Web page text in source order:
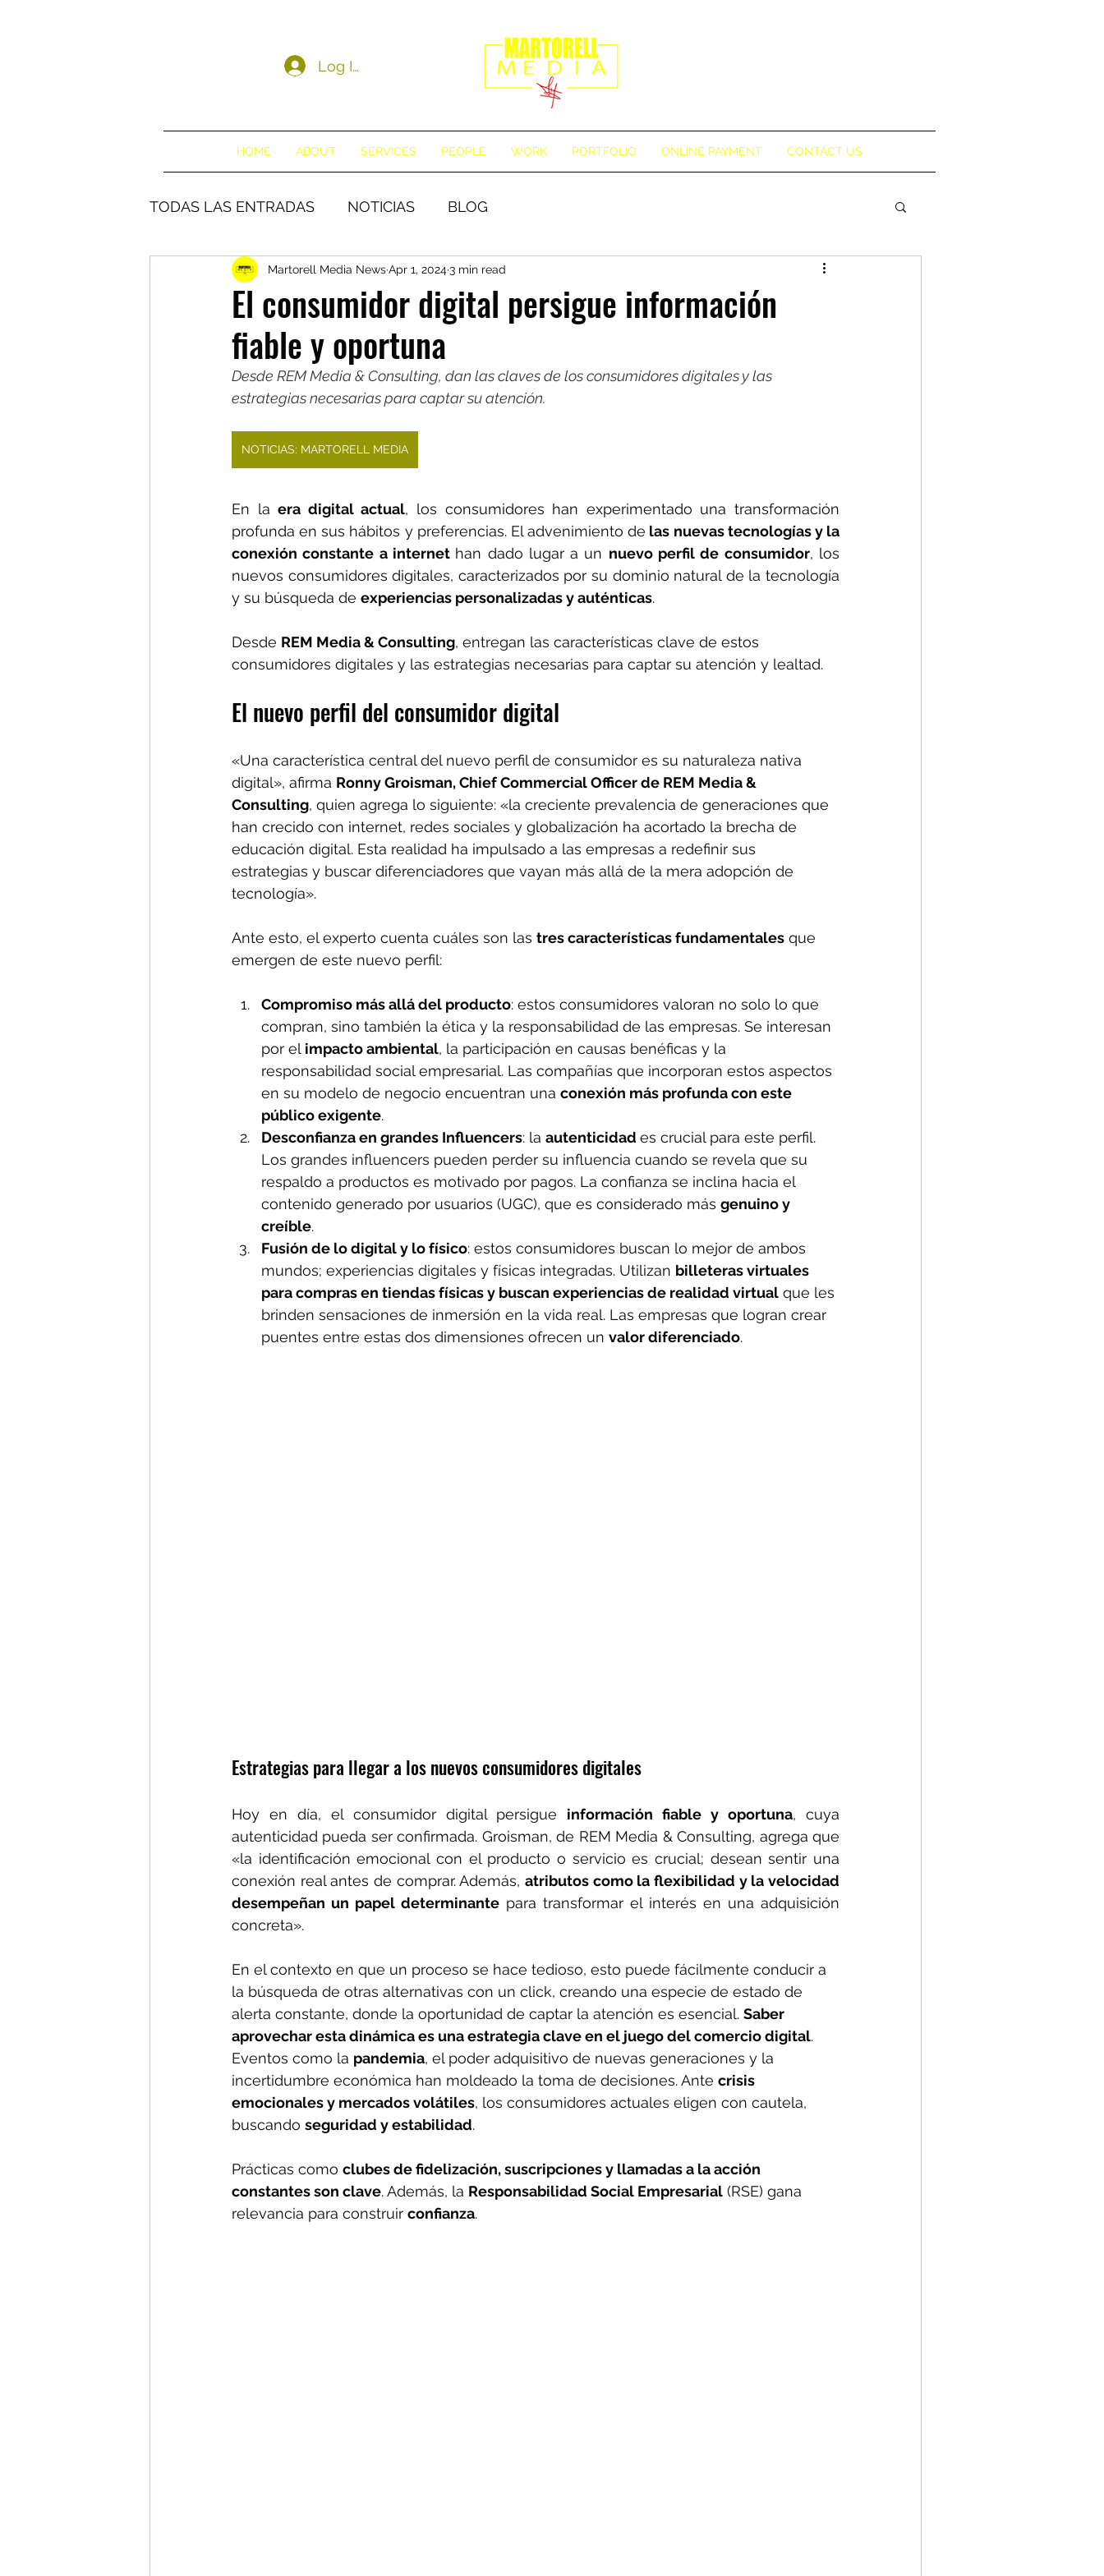
Log In
HOME ABOUT SERVICES PEOPLE WORK PORTFOLIO ONLINE PAYMENT CONTACT US
TODAS LAS ENTRADAS NOTICIAS BLOG
El consumidor digital persigue información
fiable y oportuna
Martorell Media NewsApr 1, 20243 min read
Desde REM Media & Consulting, dan las claves de los consumidores digitales y las
estrategias necesarias para captar su atención.
NOTICIAS: MARTORELL MEDIA
En la era digital actual, los consumidores han experimentado una transformación
profunda en sus hábitos y preferencias. El advenimiento de las nuevas tecnologías y la
conexión constante a internet han dado lugar a un nuevo perfil de consumidor, los
nuevos consumidores digitales, caracterizados por su dominio natural de la tecnología
y su búsqueda de experiencias personalizadas y auténticas.
Desde REM Media & Consulting, entregan las características clave de estos
consumidores digitales y las estrategias necesarias para captar su atención y lealtad.
El nuevo perfil del consumidor digital
«Una característica central del nuevo perfil de consumidor es su naturaleza nativa
digital», afirma Ronny Groisman, Chief Commercial Officer de REM Media &
Consulting, quien agrega lo siguiente: «la creciente prevalencia de generaciones que
han crecido con internet, redes sociales y globalización ha acortado la brecha de
educación digital. Esta realidad ha impulsado a las empresas a redefinir sus
estrategias y buscar diferenciadores que vayan más allá de la mera adopción de
tecnología».
Ante esto, el experto cuenta cuáles son las tres características fundamentales que
emergen de este nuevo perfil:
Compromiso más allá del producto: estos consumidores valoran no solo lo que
compran, sino también la ética y la responsabilidad de las empresas. Se interesan
por el impacto ambiental, la participación en causas benéficas y la
responsabilidad social empresarial. Las compañías que incorporan estos aspectos
en su modelo de negocio encuentran una conexión más profunda con este
público exigente.
Desconfianza en grandes Influencers: la autenticidad es crucial para este perfil.
Los grandes influencers pueden perder su influencia cuando se revela que su
respaldo a productos es motivado por pagos. La confianza se inclina hacia el
contenido generado por usuarios (UGC), que es considerado más genuino y
creíble.
Fusión de lo digital y lo físico: estos consumidores buscan lo mejor de ambos
mundos; experiencias digitales y físicas integradas. Utilizan billeteras virtuales
para compras en tiendas físicas y buscan experiencias de realidad virtual que les
brinden sensaciones de inmersión en la vida real. Las empresas que logran crear
puentes entre estas dos dimensiones ofrecen un valor diferenciado.
Estrategias para llegar a los nuevos consumidores digitales
Hoy en día, el consumidor digital persigue información fiable y oportuna, cuya
autenticidad pueda ser confirmada. Groisman, de REM Media & Consulting, agrega que
«la identificación emocional con el producto o servicio es crucial; desean sentir una
conexión real antes de comprar. Además, atributos como la flexibilidad y la velocidad
desempeñan un papel determinante para transformar el interés en una adquisición
concreta».
En el contexto en que un proceso se hace tedioso, esto puede fácilmente conducir a
la búsqueda de otras alternativas con un click, creando una especie de estado de
alerta constante, donde la oportunidad de captar la atención es esencial. Saber
aprovechar esta dinámica es una estrategia clave en el juego del comercio digital.
Eventos como la pandemia, el poder adquisitivo de nuevas generaciones y la
incertidumbre económica han moldeado la toma de decisiones. Ante crisis
emocionales y mercados volátiles, los consumidores actuales eligen con cautela,
buscando seguridad y estabilidad.
Prácticas como clubes de fidelización, suscripciones y llamadas a la acción
constantes son clave. Además, la Responsabilidad Social Empresarial (RSE) gana
relevancia para construir confianza.